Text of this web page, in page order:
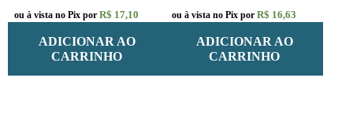
ou à vista no Pix por R$ 17,10
ADICIONAR AO
CARRINHO
ou à vista no Pix por R$ 16,63
ADICIONAR AO
CARRINHO